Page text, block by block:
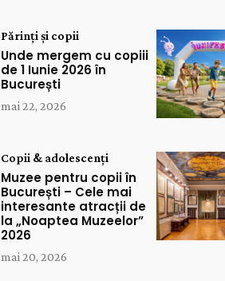
Părinți și copii
Unde mergem cu copiii
de 1 Iunie 2026 în
București
mai 22, 2026
Copii & adolescenți
Muzee pentru copii în
București – Cele mai
interesante atracții de
la „Noaptea Muzeelor”
2026
mai 20, 2026